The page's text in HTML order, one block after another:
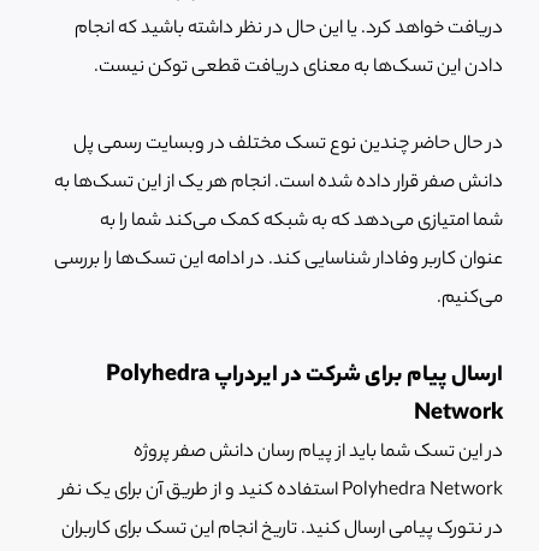
دریافت خواهد کرد. یا این حال در نظر داشته باشید که انجام
دادن این تسک‌ها به معنای دریافت قطعی توکن نیست.
در حال حاضر چندین نوع تسک مختلف در وبسایت رسمی پل
دانش صفر قرار داده شده است. انجام هر یک از این تسک‌ها به
شما امتیازی می‌دهد که به شبکه کمک می‌کند شما را به
عنوان کاربر وفادار شناسایی کند. در ادامه این تسک‌ها را بررسی
می‌کنیم.
ارسال پیام برای شرکت در ایردراپ Polyhedra
Network
در این تسک شما باید از پیام رسان دانش صفر پروژه
Polyhedra Network استفاده کنید و از طریق آن برای یک نفر
در نتورک پیامی ارسال کنید. تاریخ انجام این تسک برای کاربران